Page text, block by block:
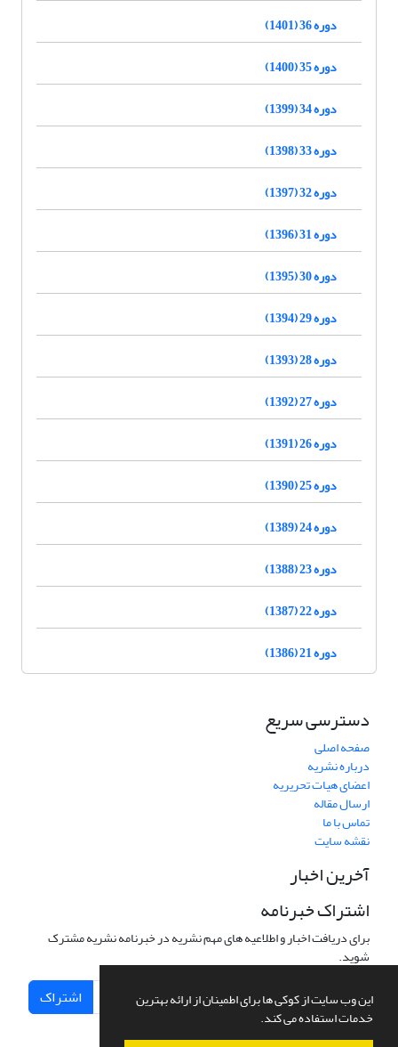
این وب سایت از کوکی ها برای اطمینان از ارائه بهترین
خدمات استفاده می کند.
دوره 36 (1401)
دوره 35 (1400)
دوره 34 (1399)
دوره 33 (1398)
دوره 32 (1397)
دوره 31 (1396)
دوره 30 (1395)
دوره 29 (1394)
دوره 28 (1393)
دوره 27 (1392)
دوره 26 (1391)
دوره 25 (1390)
دوره 24 (1389)
دوره 23 (1388)
دوره 22 (1387)
دوره 21 (1386)
دسترسی سریع
صفحه اصلی
درباره نشریه
اعضای هیات تحریریه
ارسال مقاله
تماس با ما
نقشه سایت
آخرین اخبار
اشتراک خبرنامه
برای دریافت اخبار و اطلاعیه های مهم نشریه در خبرنامه نشریه مشترک
شوید.
اشتراک